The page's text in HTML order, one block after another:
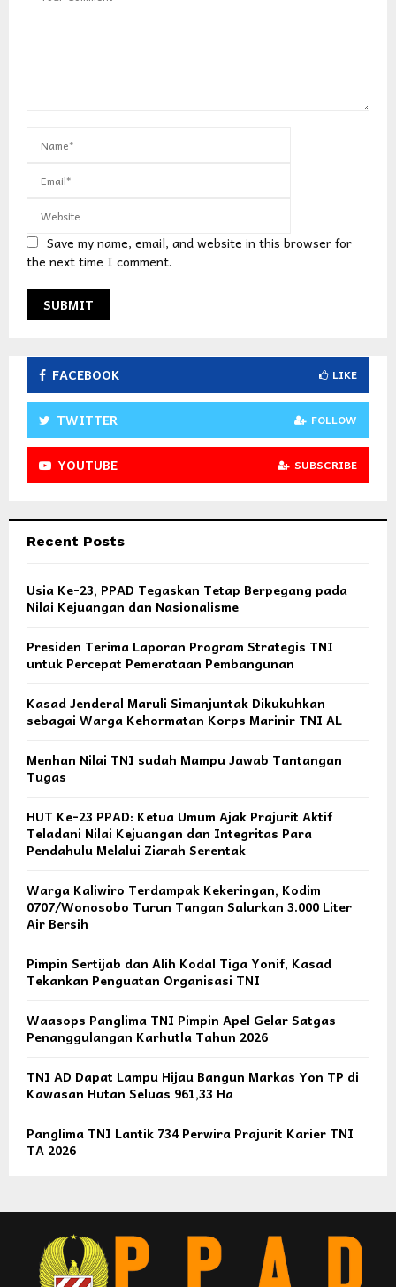
Save my name, email, and website in this browser for
the next time I comment.
FACEBOOK LIKE
TWITTER FOLLOW
YOUTUBE SUBSCRIBE
Recent Posts
Usia Ke-23, PPAD Tegaskan Tetap Berpegang pada
Nilai Kejuangan dan Nasionalisme
Presiden Terima Laporan Program Strategis TNI
untuk Percepat Pemerataan Pembangunan
Kasad Jenderal Maruli Simanjuntak Dikukuhkan
sebagai Warga Kehormatan Korps Marinir TNI AL
Menhan Nilai TNI sudah Mampu Jawab Tantangan
Tugas
HUT Ke-23 PPAD: Ketua Umum Ajak Prajurit Aktif
Teladani Nilai Kejuangan dan Integritas Para
Pendahulu Melalui Ziarah Serentak
Warga Kaliwiro Terdampak Kekeringan, Kodim
0707/Wonosobo Turun Tangan Salurkan 3.000 Liter
Air Bersih
Pimpin Sertijab dan Alih Kodal Tiga Yonif, Kasad
Tekankan Penguatan Organisasi TNI
Waasops Panglima TNI Pimpin Apel Gelar Satgas
Penanggulangan Karhutla Tahun 2026
TNI AD Dapat Lampu Hijau Bangun Markas Yon TP di
Kawasan Hutan Seluas 961,33 Ha
Panglima TNI Lantik 734 Perwira Prajurit Karier TNI
TA 2026